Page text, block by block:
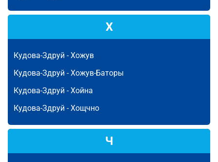
Х
Кудова-Здруй -Хожув
Кудова-Здруй -Хожув-Баторы
Кудова-Здруй -Хойна
Кудова-Здруй -Хощчно
Ч